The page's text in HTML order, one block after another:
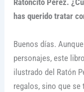
Ratoncito Pérez.
has querido tratar
Buenos días.
personajes, este
ilustrado del Ratón
regalos, sino que se